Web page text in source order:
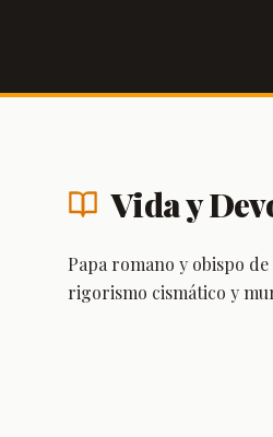
Vida y
Papa romano y obispo
rigorismo cismático y